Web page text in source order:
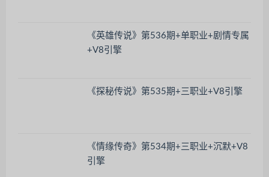
《英雄传说》第536期+单职业+剧情专属
+V8引擎
《探秘传说》第535期+三职业+V8引擎
《情缘传奇》第534期+三职业+沉默+V8
引擎